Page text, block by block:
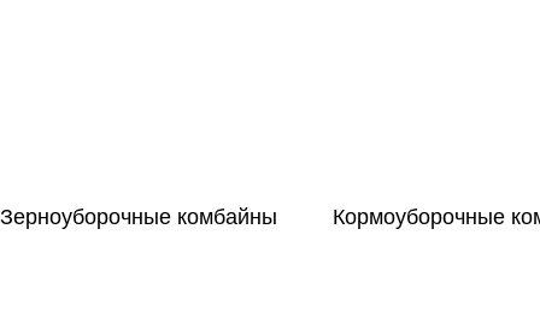
Зерноуборочные комбайны Кормоуборочные